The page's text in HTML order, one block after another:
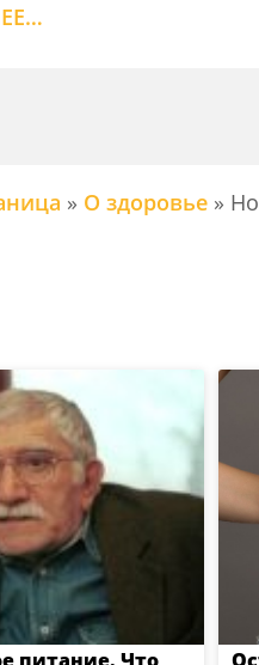
» О здоровье»
питание. Что